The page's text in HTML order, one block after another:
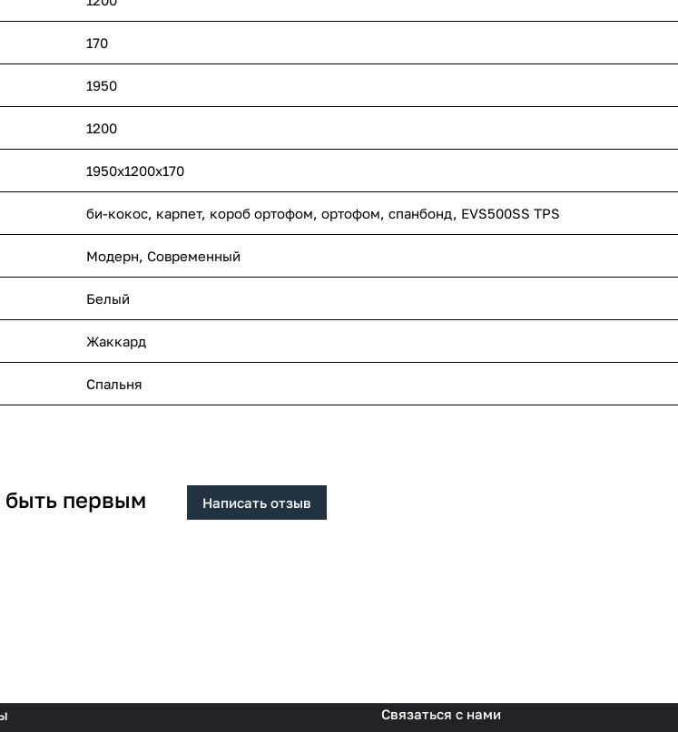
170
1950
1200
1950x1200x170
би-кокос, карпет, короб ортофом, ортофом, спанбонд, EVS500SS TPS
Модерн, Современный
Белый
Жаккард
Спальня
быть первым Написать отзыв
Связаться с нами